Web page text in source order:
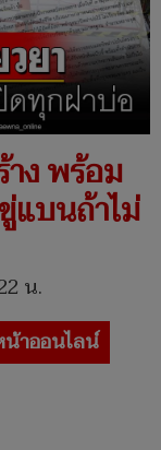
ง พร้อม
แบนถ้าไม่
น.
าออนไลน์